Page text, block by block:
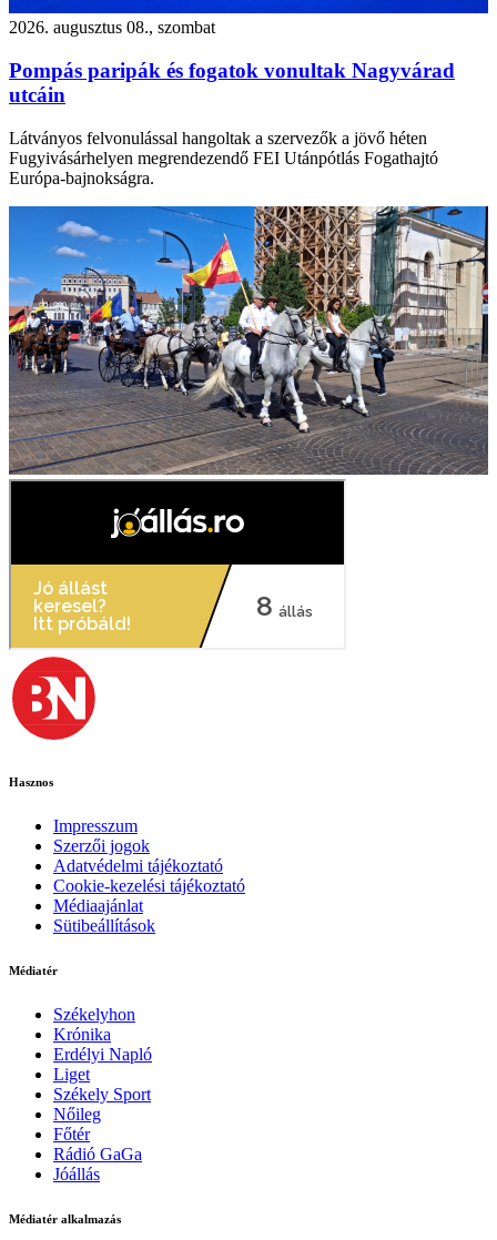
2026. augusztus 08., szombat
Pompás paripák és fogatok vonultak Nagyvárad
utcáin
Látványos felvonulással hangoltak a szervezők a jövő héten
Fugyivásárhelyen megrendezendő FEI Utánpótlás Fogathajtó
Európa-bajnokságra.
Hasznos
Impresszum
Szerzői jogok
Adatvédelmi tájékoztató
Cookie-kezelési tájékoztató
Médiaajánlat
Sütibeállítások
Médiatér
Székelyhon
Krónika
Erdélyi Napló
Liget
Székely Sport
Nőileg
Főtér
Rádió GaGa
Jóállás
Médiatér alkalmazás